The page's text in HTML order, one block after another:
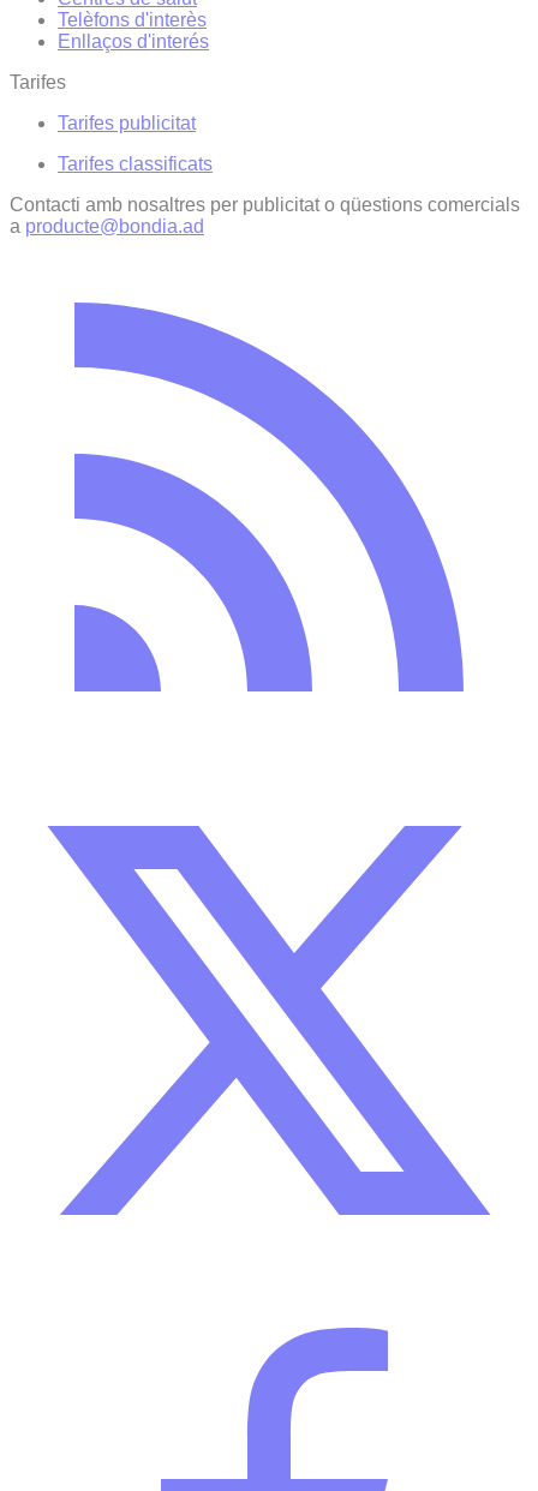
Telèfons d'interès
Enllaços d'interés
Tarifes
Tarifes publicitat
Tarifes classificats
Contacti amb nosaltres per publicitat o qüestions comercials
a producte@bondia.ad